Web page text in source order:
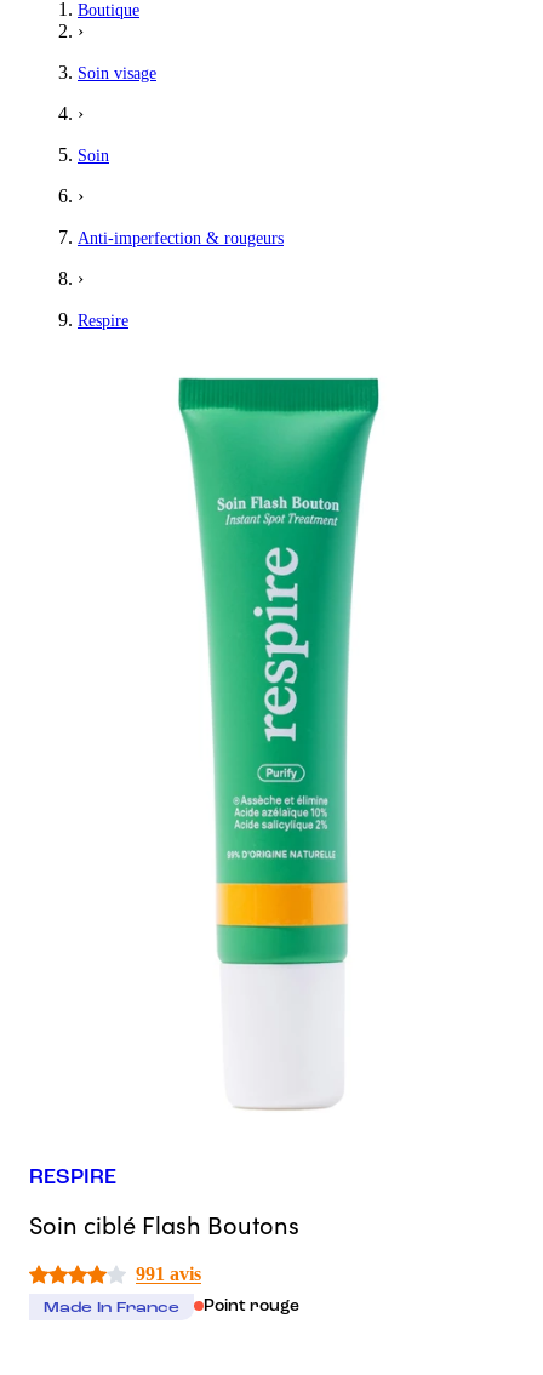
Boutique
›
Soin visage
›
Soin
›
Anti-imperfection & rougeurs
›
Respire
RESPIRE
Soin ciblé Flash Boutons
991 avis
Made In France Point rouge